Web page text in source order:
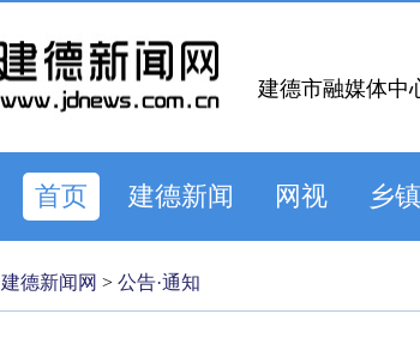
建德市融媒体中
首页 建德新闻 网视 乡镇
建德新闻网 > 公告·通知